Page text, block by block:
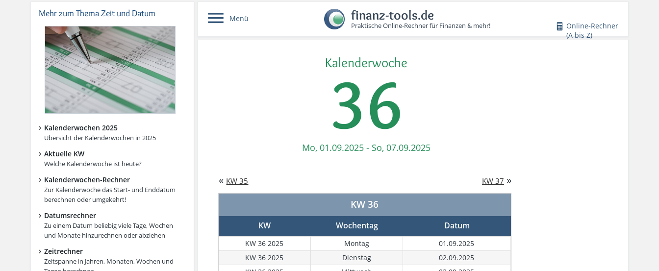
Menü finanz-tools.de
Praktische Online-Rechner für Finanzen & mehr!
Online-Rechner
(A bis Z)
Kalenderwoche
36
Mo, 01.09.2025 - So, 07.09.2025
« KW 35 KW 37 »
KW 36
KW Wochentag Datum
KW 36 2025 Montag
01.09.2025
KW 36 2025
Dienstag
02.09.2025
Mehr zum Thema Zeit und Datum
Kalenderwochen 2025
Übersicht der Kalenderwochen in 2025
Aktuelle KW
Welche Kalenderwoche ist heute?
Kalenderwochen-Rechner
Zur Kalenderwoche das Start- und Enddatum
berechnen oder umgekehrt!
Datumsrechner
Zu einem Datum beliebig viele Tage, Wochen
und Monate hinzurechnen oder abziehen
Zeitrechner
Zeitspanne in Jahren, Monaten, Wochen und